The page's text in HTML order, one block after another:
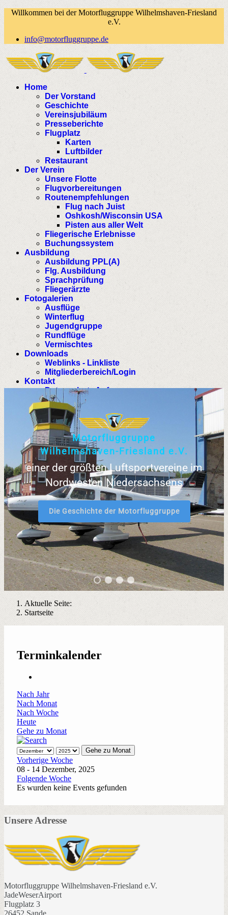
Willkommen bei der Motorfluggruppe Wilhelmshaven-Friesland
e.V.
info@motorfluggruppe.de
Home
Der Vorstand
Geschichte
Vereinsjubiläum
Presseberichte
Flugplatz
Karten
Luftbilder
Restaurant
Der Verein
Unsere Flotte
Flugvorbereitungen
Routenempfehlungen
Flug nach Juist
Oshkosh/Wisconsin USA
Pisten aus aller Welt
Fliegerische Erlebnisse
Buchungssystem
Ausbildung
Ausbildung PPL(A)
Flg. Ausbildung
Sprachprüfung
Fliegerärzte
Fotogalerien
Ausflüge
Winterflug
Jugendgruppe
Rundflüge
Vermischtes
Downloads
Weblinks - Linkliste
Mitgliederbereich/Login
Kontakt
Datenschutz Anfrage
Motorf uggruppe
Wi helmshaven- Fries and e.V.
einer der größten Luftsportvereine im
Nordwesten Niedersachsens
Die Geschichte der Motorfluggruppe
Aktuelle Seite:
Startseite
Terminkalender
Nach Jahr
Nach Monat
Nach Woche
Heute
Gehe zu Monat
Gehe zu Monat
Vorherige Woche
08 - 14 Dezember, 2025
Folgende Woche
Es wurden keine Events gefunden
Unsere Adresse
Motorfluggruppe Wilhelmshaven-Friesland e.V.
JadeWeserAirport
Flugplatz 3